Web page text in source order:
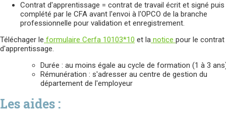
Contrat d'apprentissage = contrat de travail écrit et signé puis
complété par le CFA avant l'envoi à l'OPCO de la branche
professionnelle pour validation et enregistrement.
Téléchager le formulaire Cerfa 10103*10 et la notice pour le contrat
d'apprentissage.
Durée : au moins égale au cycle de formation (1 à 3
Rémunération : s'adresser au centre de gestion du
département de l'employeur
Les aides :